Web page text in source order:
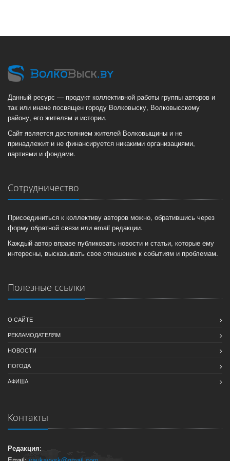
Данный ресурс — продукт коллективной работы группы авторов и
так или иначе посвящен городу Волковыску, Волковысскому
району, его жителям и истории.
Сайт является достоянием жителей Волковыщины и не
принадлежит и не финансируется никакими организациями,
партиями и фондами.
Сотрудничество
Присоединиться к коллективу авторов можно, обратившись через
форму обратной связи или email редакции.
Каждый автор вправе публиковать новости и статьи, которые ему
интересны, высказывать свое отношение к событиям и проблемам.
Полезные ссылки
О САЙТЕ
РЕКЛАМОДАТЕЛЯМ
НОВОСТИ
ПОГОДА
АФИША
Контакты
Редакция: